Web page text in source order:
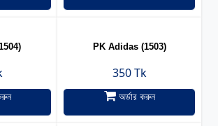
PK Adidas (1503)
350 Tk
অর্ডার করুন